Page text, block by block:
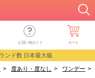
お買い物ガイド カート
ンド数 日本最大級
> 度あり・度なし > ワンデー >